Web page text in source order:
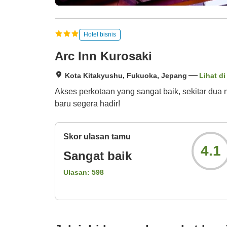
Hotel bisnis
Arc Inn Kurosaki
Kota Kitakyushu, Fukuoka, Jepang Lihat di
Akses perkotaan yang sangat baik, sekitar
baru segera hadir!
Skor ulasan tamu
Sangat baik
Ulasan: 598
4.1